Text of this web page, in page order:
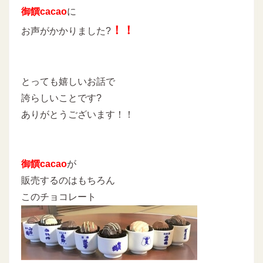
御饌cacaoに
お声がかかりました? ！！
とっても嬉しいお話で
誇らしいことです?
ありがとうございます！！
御饌cacaoが
販売するのはもちろん
このチョコレート